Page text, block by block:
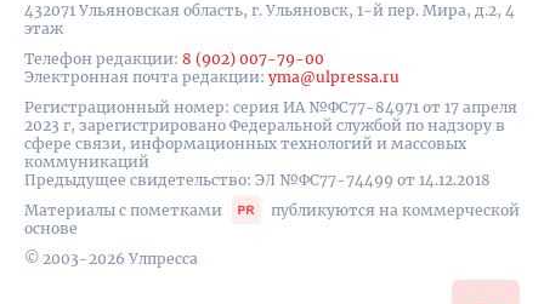
432071 Ульяновская область, г. Ульяновск, 1-й пер. Мира, д.2, 4
этаж
Телефон редакции: 8 (902) 007-79-00
Электронная почта редакции: yma@ulpressa.ru
Регистрационный номер: серия ИА №ФС77-84971 от 17 апреля
2023 г, зарегистрировано Федеральной службой по надзору в
сфере связи, информационных технологий и массовых
коммуникаций
Предыдущее свидетельство: ЭЛ №ФС77-74499 от 14.12.2018
Материалы с пометками
публикуются на коммерческой
основе
© 2003-2026 Улпресса